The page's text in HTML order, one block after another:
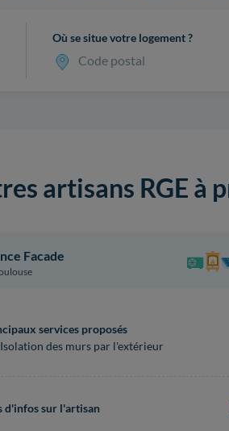
Où se situe votre logement ?
Code postal
artisans RGE à
Facade
services proposés
Isolation des murs par l'extérieur
d'infos sur l'artisan